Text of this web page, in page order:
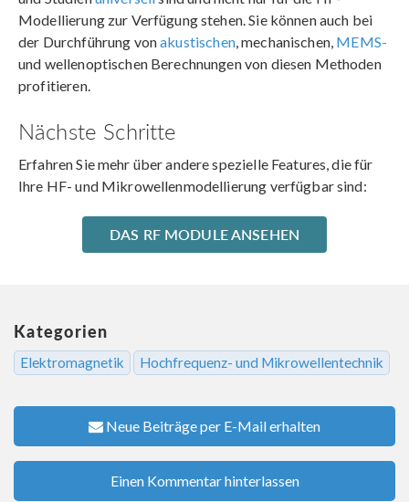
Modellierung zur Verfügung stehen. Sie können auch bei
der Durchführung vonakustischen, mechanischen, MEMS-
und wellenoptischen Berechnungen von diesen Methoden
profitieren.
Nächste Schritte
Erfahren Sie mehr über andere spezielle Features, die für
Ihre HF- und Mikrowellenmodellierung verfügbar sind:
DAS RF MODULE ANSEHEN
Kategorien
Elektromagnetik Hochfrequenz- und Mikrowellentechnik
Neue Beiträge per E-Mail erhalten
Einen Kommentar hinterlassen